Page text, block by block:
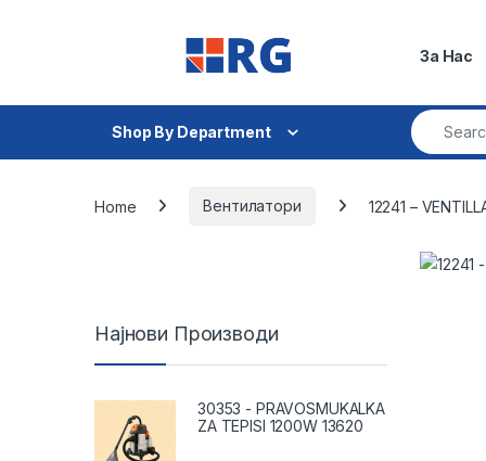
За Нас
Shop By Department
Search for:
Home Вентилатори 12241 –
Најнови Производи
30353 - PRAVOSMUKALKA
ZA TEPISI 1200W 13620